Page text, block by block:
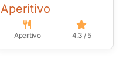
Aperitivo
Aperitivo 4.3 / 5